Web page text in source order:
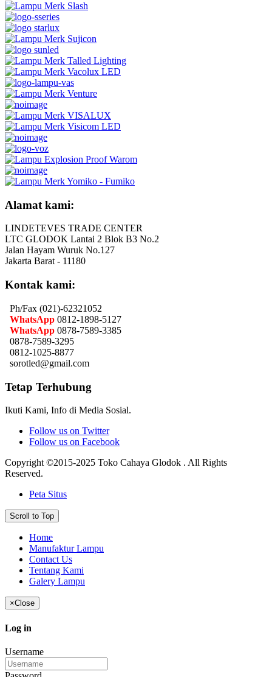
Alamat kami:
LINDETEVES TRADE CENTER
LTC GLODOK Lantai 2 Blok B3 No.2
Jalan Hayam Wuruk No.127
Jakarta Barat - 11180
Kontak kami:
Ph/Fax (021)-62321052
WhatsApp 0812-1898-5127
WhatsApp 0878-7589-3385
0878-7589-3295
0812-1025-8877
sorotled@gmail.com
Tetap Terhubung
Ikuti Kami, Info di Media Sosial.
Follow us on Twitter
Follow us on Facebook
Copyright ©2015-2025 Toko Cahaya Glodok . All Rights
Reserved.
Peta Situs
Scroll to Top
Home
Manufaktur Lampu
Contact Us
Tentang Kami
Galery Lampu
×Close
Log in
Username